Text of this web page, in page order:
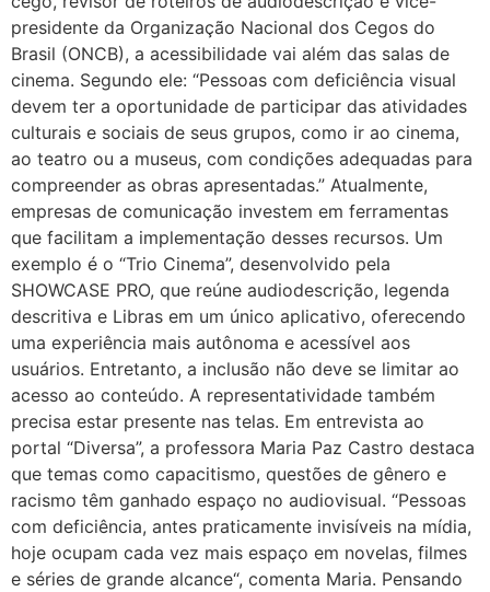
presidente da Organização Nacional dos Cegos do
Brasil (ONCB), a acessibilidade vai além das salas de
cinema. Segundo ele: “Pessoas com deficiência visual
devem ter a oportunidade de participar das atividades
culturais e sociais de seus grupos, como ir ao cinema,
ao teatro ou a museus, com condições adequadas para
compreender as obras apresentadas.” Atualmente,
empresas de comunicação investem em ferramentas
que facilitam a implementação desses recursos. Um
exemplo é o “Trio Cinema”, desenvolvido pela
SHOWCASE PRO, que reúne audiodescrição, legenda
descritiva e Libras em um único aplicativo, oferecendo
uma experiência mais autônoma e acessível aos
usuários. Entretanto, a inclusão não deve se limitar ao
acesso ao conteúdo. A representatividade também
precisa estar presente nas telas. Em entrevista ao
portal “Diversa”, a professora Maria Paz Castro destaca
que temas como capacitismo, questões de gênero e
racismo têm ganhado espaço no audiovisual. “Pessoas
com deficiência, antes praticamente invisíveis na mídia,
hoje ocupam cada vez mais espaço em novelas, filmes
e séries de grande alcance“, comenta Maria. Pensando